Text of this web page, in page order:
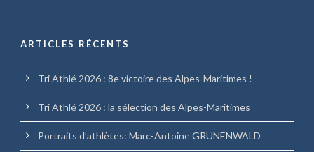
ARTICLES RÉCENTS
Tri Athlé 2026 : 8e victoire des Alpes-Maritimes !
Tri Athlé 2026 : la sélection des Alpes-Maritimes
Portraits d’athlètes: Marc-Antoine GRUNENWALD